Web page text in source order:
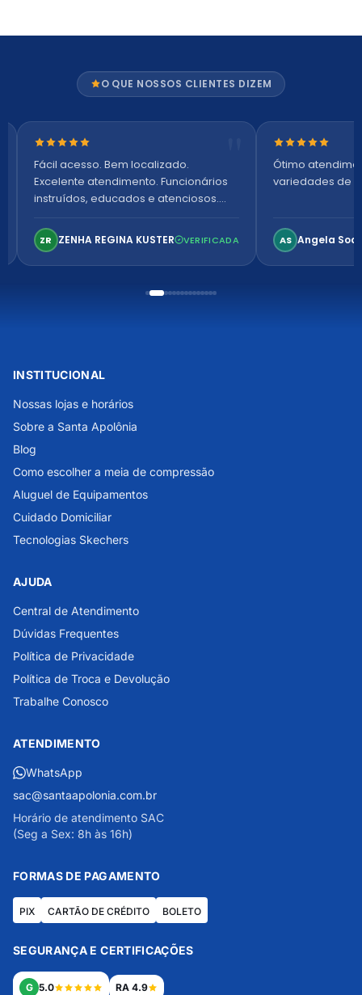
O QUE NOSSOS CLIENTES DIZEM
Nota 5 de 5 estrelas
Fácil acesso. Bem localizado.
Excelente atendimento. Funcionários
instruídos, educados e atenciosos.
confortável. Perfeito!
ZR ZENHA REGINA KUSTER VERIFICADA
Nota 5 de 5
Ótimo
variedades de
AS Angela
INSTITUCIONAL
Nossas lojas e horários
Sobre a Santa Apolônia
Blog
Como escolher a meia de compressão
Aluguel de Equipamentos
Cuidado Domiciliar
Tecnologias Skechers
AJUDA
Central de Atendimento
Dúvidas Frequentes
Política de Privacidade
Política de Troca e Devolução
Trabalhe Conosco
ATENDIMENTO
WhatsApp
sac@santaapolonia.com.br
Horário de atendimento SAC
(Seg a Sex: 8h às 16h)
FORMAS DE PAGAMENTO
PIX CARTÃO DE CRÉDITO BOLETO
SEGURANÇA E CERTIFICAÇÕES
G 5.0 RA 4.9